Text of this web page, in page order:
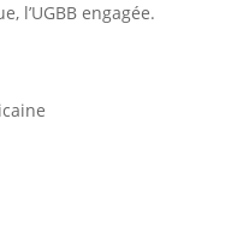
l’UGBB engagée.